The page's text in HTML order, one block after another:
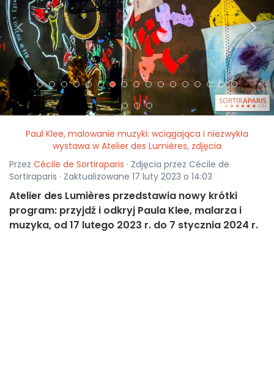
< >
Paul Klee, malowanie muzyki: wciągająca i niezwykła
wystawa w Atelier des Lumières, zdjęcia
Przez Cécile de Sortiraparis · Zdjęcia przez Cécile de
Sortiraparis · Zaktualizowane 17 luty 2023 o 14:03
Atelier des Lumières przedstawia nowy krótki
program: przyjdź i odkryj Paula Klee, malarza i
muzyka, od 17 lutego 2023 r. do 7 stycznia 2024 r.